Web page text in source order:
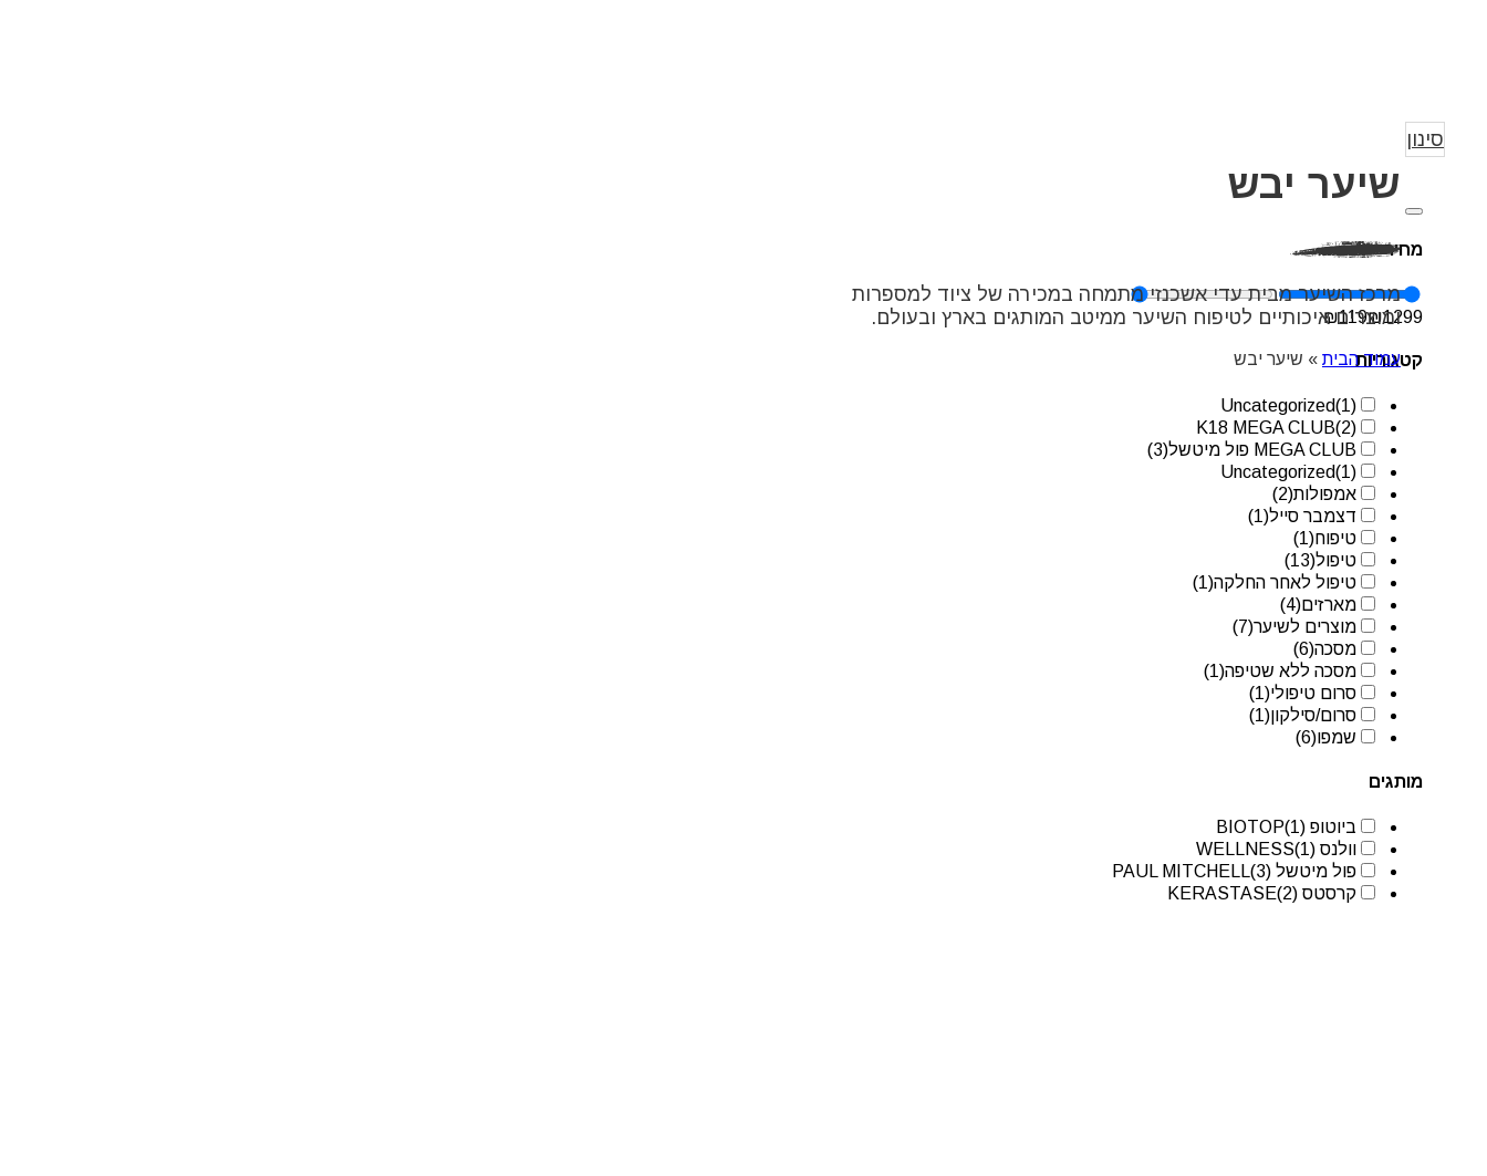
שיער יבש
מרכז השיער מבית עדי אשכנזי מתמחה במכירה של ציוד למספרות
ומוצרים איכותיים לטיפוח השיער ממיטב המותגים בארץ ובעולם.
עמוד הבית » שיער יבש
סינון
מחיר
₪119₪1299
קטגוריות
Uncategorized(1)
K18 MEGA CLUB(2)
MEGA CLUB פול מיטשל
(3)
Uncategorized(1)
אמפולות(2)
דצמבר סייל(1)
טיפוח(1)
טיפול(13)
טיפול לאחר החלקה(1)
מארזים(4)
מוצרים לשיער(7)
מסכה(6)
מסכה ללא שטיפה(1)
סרום טיפולי(1)
סרום/סילקון(1)
שמפו(6)
מותגים
ביוטופ BIOTOP (1)
וולנס WELLNESS (1)
פול מיטשל PAUL MITCHELL (3)
קרסטס KERASTASE (2)